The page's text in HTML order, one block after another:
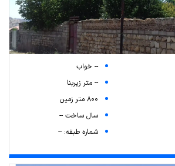
-- خواب
-- متر زیربنا
800 متر زمین
سال ساخت --
شماره طبقه: --